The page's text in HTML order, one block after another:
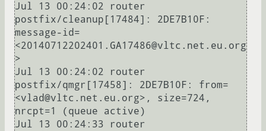
Jul 13 00:24:02 router
postfix/cleanup[17484]: 2DE7B10F:
message-id=
<20140712202401.GA17486@vltc.net.eu.org
>
Jul 13 00:24:02 router
postfix/qmgr[17458]: 2DE7B10F: from=
<vlad@vltc.net.eu.org>, size=724,
nrcpt=1 (queue active)
Jul 13 00:24:33 router